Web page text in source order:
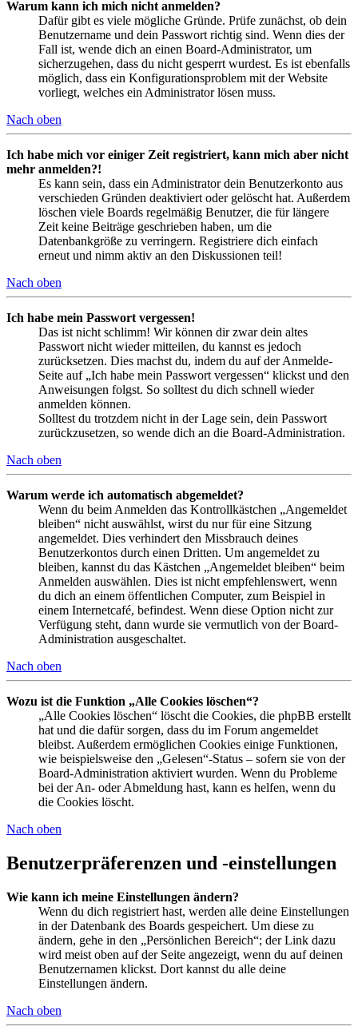
Warum kann ich mich nicht anmelden?
Dafür gibt es viele mögliche Gründe. Prüfe zunächst, ob dein
Benutzername und dein Passwort richtig sind. Wenn dies der
Fall ist, wende dich an einen Board-Administrator, um
sicherzugehen, dass du nicht gesperrt wurdest. Es ist ebenfalls
möglich, dass ein Konfigurationsproblem mit der Website
vorliegt, welches ein Administrator lösen muss.
Nach oben
Ich habe mich vor einiger Zeit registriert, kann mich aber nicht
mehr anmelden?!
Es kann sein, dass ein Administrator dein Benutzerkonto aus
verschieden Gründen deaktiviert oder gelöscht hat. Außerdem
löschen viele Boards regelmäßig Benutzer, die für längere
Zeit keine Beiträge geschrieben haben, um die
Datenbankgröße zu verringern. Registriere dich einfach
erneut und nimm aktiv an den Diskussionen teil!
Nach oben
Ich habe mein Passwort vergessen!
Das ist nicht schlimm! Wir können dir zwar dein altes
Passwort nicht wieder mitteilen, du kannst es jedoch
zurücksetzen. Dies machst du, indem du auf der Anmelde-
Seite auf „Ich habe mein Passwort vergessen“ klickst und den
Anweisungen folgst. So solltest du dich schnell wieder
anmelden können.
Solltest du trotzdem nicht in der Lage sein, dein Passwort
zurückzusetzen, so wende dich an die Board-Administration.
Nach oben
Warum werde ich automatisch abgemeldet?
Wenn du beim Anmelden das Kontrollkästchen „Angemeldet
bleiben“ nicht auswählst, wirst du nur für eine Sitzung
angemeldet. Dies verhindert den Missbrauch deines
Benutzerkontos durch einen Dritten. Um angemeldet zu
bleiben, kannst du das Kästchen „Angemeldet bleiben“ beim
Anmelden auswählen. Dies ist nicht empfehlenswert, wenn
du dich an einem öffentlichen Computer, zum Beispiel in
einem Internetcafé, befindest. Wenn diese Option nicht zur
Verfügung steht, dann wurde sie vermutlich von der Board-
Administration ausgeschaltet.
Nach oben
Wozu ist die Funktion „Alle Cookies löschen“?
„Alle Cookies löschen“ löscht die Cookies, die phpBB erstellt
hat und die dafür sorgen, dass du im Forum angemeldet
bleibst. Außerdem ermöglichen Cookies einige Funktionen,
wie beispielsweise den „Gelesen“-Status – sofern sie von der
Board-Administration aktiviert wurden. Wenn du Probleme
bei der An- oder Abmeldung hast, kann es helfen, wenn du
die Cookies löscht.
Nach oben
Benutzerpräferenzen und -einstellungen
Wie kann ich meine Einstellungen ändern?
Wenn du dich registriert hast, werden alle deine Einstellungen
in der Datenbank des Boards gespeichert. Um diese zu
ändern, gehe in den „Persönlichen Bereich“; der Link dazu
wird meist oben auf der Seite angezeigt, wenn du auf deinen
Benutzernamen klickst. Dort kannst du alle deine
Einstellungen ändern.
Nach oben